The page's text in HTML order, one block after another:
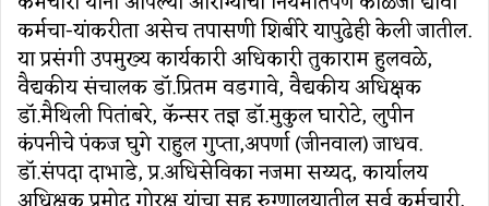
कर्मचा-यांकरीता असेच तपासणी शिबीरे यापुढेही केली जातील.
या प्रसंगी उपमुख्‍य कार्यकारी अधिकारी तुकाराम हुलवळे,
वैद्यकीय संचालक डॉ.प्रितम वडगावे, वैद्यकीय अधिक्षक
डॉ.मैथिली पितांबरे, कॅन्‍सर तज्ञ डॉ.मुकुल घारोटे, लुपीन
कंपनीचे पंकज घुगे राहुल गुप्‍ता,अपर्णा (जीनवाल) जाधव.
डॉ.संपदा दाभाडे, प्र.अधिसेविका नजमा सय्यद, कार्यालय